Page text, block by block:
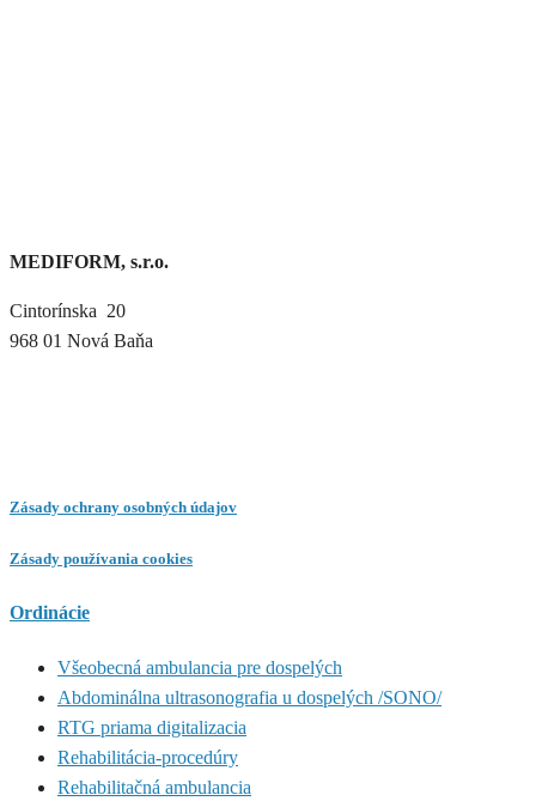
MEDIFORM, s.r.o.
Cintorínska 20
968 01 Nová Baňa
Zásady ochrany osobných údajov
Zásady používania cookies
Ordinácie
Všeobecná ambulancia pre dospelých
Abdominálna ultrasonografia u dospelých /SONO/
RTG priama digitalizacia
Rehabilitácia-procedúry
Rehabilitačná ambulancia